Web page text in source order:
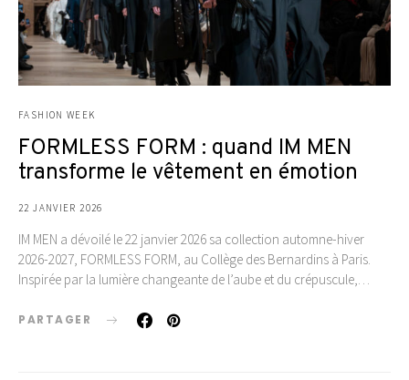
FASHION WEEK
FORMLESS FORM : quand IM MEN
transforme le vêtement en émotion
22 JANVIER 2026
IM MEN a dévoilé le 22 janvier 2026 sa collection automne-hiver
2026-2027, FORMLESS FORM, au Collège des Bernardins à Paris.
Inspirée par la lumière changeante de l’aube et du crépuscule,…
PARTAGER